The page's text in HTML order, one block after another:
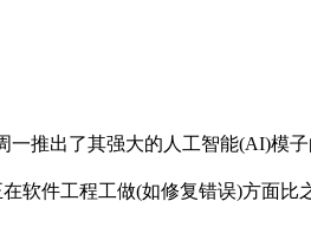
推出了其强大的人工智能(AI)模子
在软件工程工做(如修复错误)方面